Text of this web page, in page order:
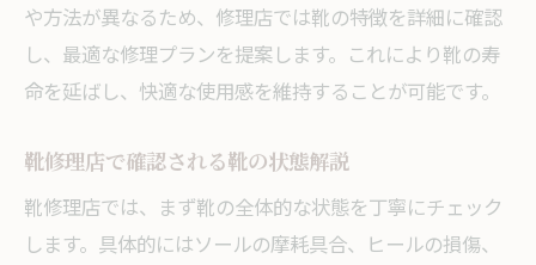
や方法が異なるため、修理店では靴の特徴を詳細に確認
し、最適な修理プランを提案します。これにより靴の寿
命を延ばし、快適な使用感を維持することが可能です。
靴修理店で確認される靴の状態解説
靴修理店では、まず靴の全体的な状態を丁寧にチェック
します。具体的にはソールの摩耗具合、ヒールの損傷、